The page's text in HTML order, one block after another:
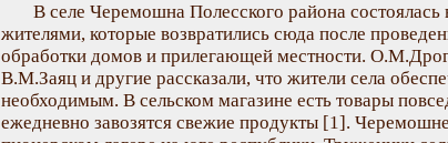
В селе Черемошна Полесского района состоялась
жителями, которые возвратились сюда после
обработки домов и прилегающей местности.
В.М.Заяц и другие рассказали, что жители села
необходимым. В сельском магазине есть товары
ежедневно завозятся свежие продукты [1].